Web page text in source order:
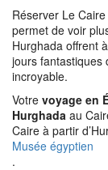
Réserver Le
permet de voir
Hurghada offrent
jours fantastiques
incroyable.
Votre voyage en
Hurghada au
Caire à partir
Musée égyptien
.